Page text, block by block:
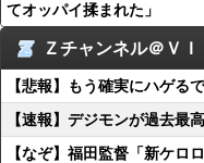
てオッパイ揉まれた」
Ｚチャンネル＠ＶＩ
【悲報】もう確実にハゲる
【速報】デジモンが過去最
【なぞ】福田監督「新ケ